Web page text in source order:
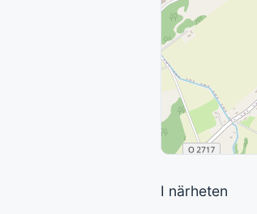
I närheten